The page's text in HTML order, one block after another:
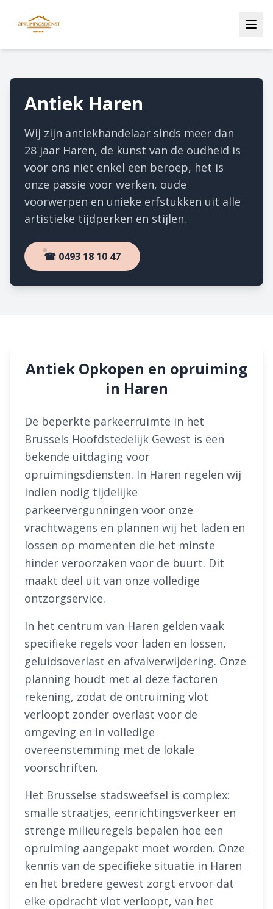
Antiek Haren
Wij zijn antiekhandelaar sinds meer dan
28 jaar Haren, de kunst van de oudheid is
voor ons niet enkel een beroep, het is
onze passie voor werken, oude
voorwerpen en unieke erfstukken uit alle
artistieke tijdperken en stijlen.
☎ 0493 18 10 47
Antiek Opkopen en opruiming
in Haren
De beperkte parkeerruimte in het
Brussels Hoofdstedelijk Gewest is een
bekende uitdaging voor
opruimingsdiensten. In Haren regelen wij
indien nodig tijdelijke
parkeervergunningen voor onze
vrachtwagens en plannen wij het laden en
lossen op momenten die het minste
hinder veroorzaken voor de buurt. Dit
maakt deel uit van onze volledige
ontzorgservice.
In het centrum van Haren gelden vaak
specifieke regels voor laden en lossen,
geluidsoverlast en afvalverwijdering. Onze
planning houdt met al deze factoren
rekening, zodat de ontruiming vlot
verloopt zonder overlast voor de
omgeving en in volledige
overeenstemming met de lokale
voorschriften.
Het Brusselse stadsweefsel is complex:
smalle straatjes, eenrichtingsverkeer en
strenge milieuregels bepalen hoe een
opruiming aangepakt moet worden. Onze
kennis van de specifieke situatie in Haren
en het bredere gewest zorgt ervoor dat
elke opdracht vlot verloopt, van het